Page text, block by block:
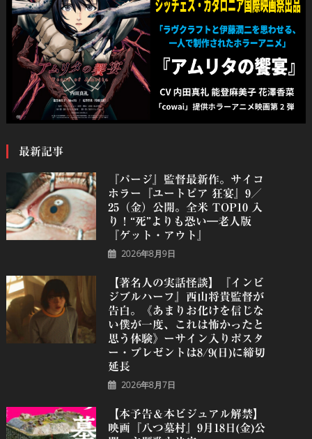
最新記事
『パージ』監督最新作。サイコ
ホラー『ユートピア 狂宴』9／
25（金）公開。全米 TOP10 入
り！“死”よりも恐い―老人版
『ゲット・アウト』
2026年8月9日
【著名人の実話怪談】『インビ
ジブルハーフ』⻄⼭将貴監督が
告白。《あまりお化けを信じな
い僕が一度、これは怖かったと
思う体験》ーサイン入りポスタ
ー・プレゼントは8/9(日)に締切
延長
2026年8月7日
【本予告＆本ビジュアル解禁】
映画『八つ墓村』9月18日(金)公